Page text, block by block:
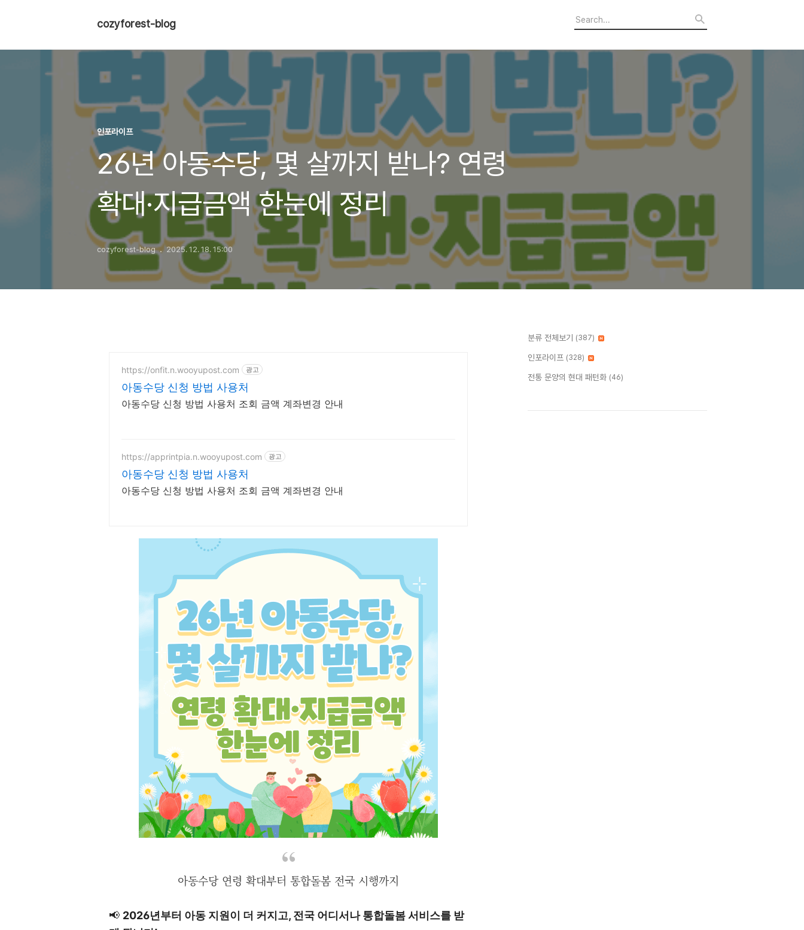
cozyforest-blog
인포라이프
26년 아동수당, 몇 살까지 받나? 연령
확대·지급금액 한눈에 정리
cozyforest-blog 2025. 12. 18. 15:00
https://onfit.n.wooyupost.com 광고
아동수당 신청 방법 사용처
아동수당 신청 방법 사용처 조회 금액 계좌변경 안내
https://apprintpia.n.wooyupost.com 광고
아동수당 신청 방법 사용처
아동수당 신청 방법 사용처 조회 금액 계좌변경 안내
아동수당 연령 확대부터 통합돌봄 전국 시행까지
📢 2026년부터 아동 지원이 더 커지고, 전국 어디서나 통합돌봄 서비스를 받
분류 전체보기 (387)
인포라이프 (328)
전통 문양의 현대 패턴화 (46)